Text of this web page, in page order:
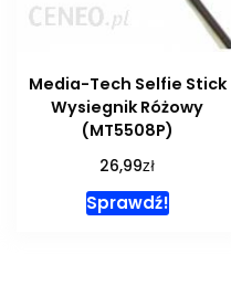
Media-Tech Selfie Stick
Wysiegnik Różowy
(MT5508P)
26,99zł
Sprawdź!